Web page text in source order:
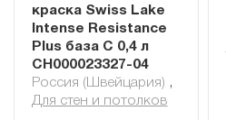
краска Swiss Lake
Intense Resistance
Plus база C 0,4 л
СН000023327-04
Россия (Швейцария) ,
Для стен и потолков